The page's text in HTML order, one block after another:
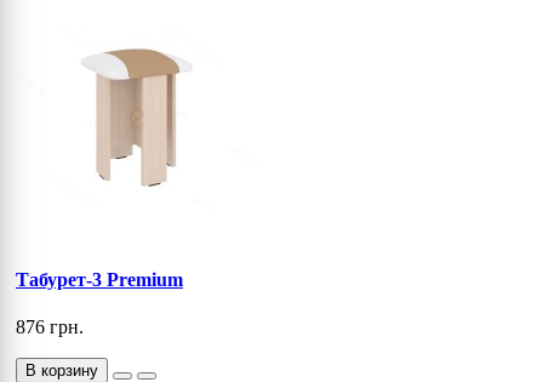
Табурет-3 Premium
876 грн.
В корзину